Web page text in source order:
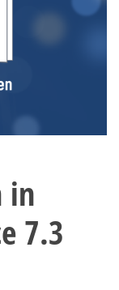
in
7.3